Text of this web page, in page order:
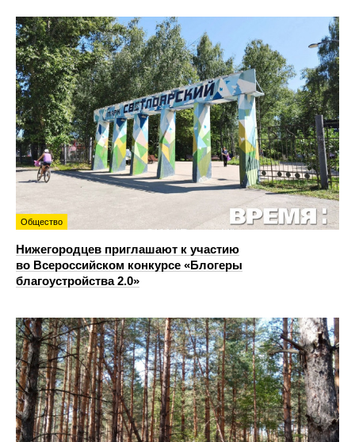
Общество
Нижегородцев приглашают к участию
во Всероссийском конкурсе «Блогеры
благоустройства 2.0»